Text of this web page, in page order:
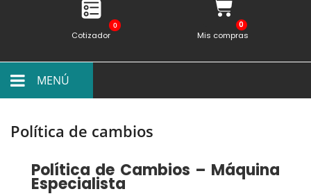
0
Cotizador Mis compras
MENÚ
Política de cambios
Política de Cambios – Máquina
Especialista